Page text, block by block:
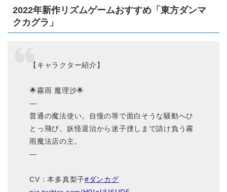
2022年新作リズムゲームおすすめ「東方ダンマ
クカグラ」
【キャラクター紹介】
🌟霧雨 魔理沙🌟
—
普通の魔法使い。自慢の箒で面白そうな騒動へひ
とっ飛び。妖怪退治から迷子捜しまで請け負う霧
雨魔法店の主。
—
CV：本多真梨子#ダンカグ